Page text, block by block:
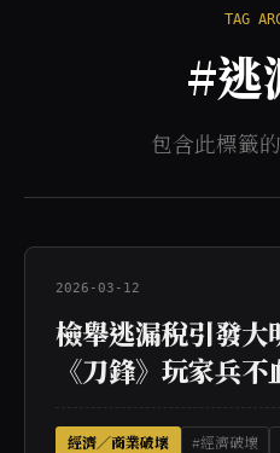
TAG
#逃
包含此標籤
2026-03-12
檢舉逃漏稅引發大
《刀鋒》玩家兵
經濟／商業破壞 #經濟破壞